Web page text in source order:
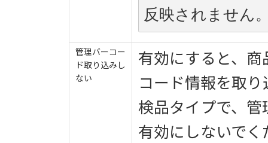
反映されません
管理バーコー
ド取り込みし
ない
有効にすると、
コード情報を取
検品タイプで、
有効にしないでく